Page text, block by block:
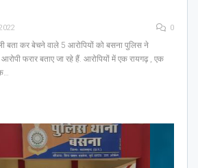
0
बता कर बेचने वाले 5 आरोपियों को बसना पुलिस ने
फरार बताए जा रहे हैं. आरोपियों में एक रायगढ़ , एक